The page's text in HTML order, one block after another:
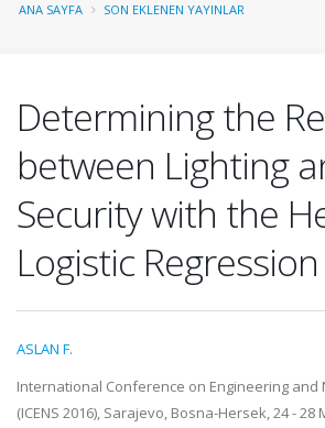
ANA SAYFA SON EKLENEN YAYINLAR
Determining the
between Lighting
Security with the
Logistic
ASLAN F.
International Conference on Engineering and
(ICENS 2016), Sarajevo, Bosna-Hersek, 24 - 28